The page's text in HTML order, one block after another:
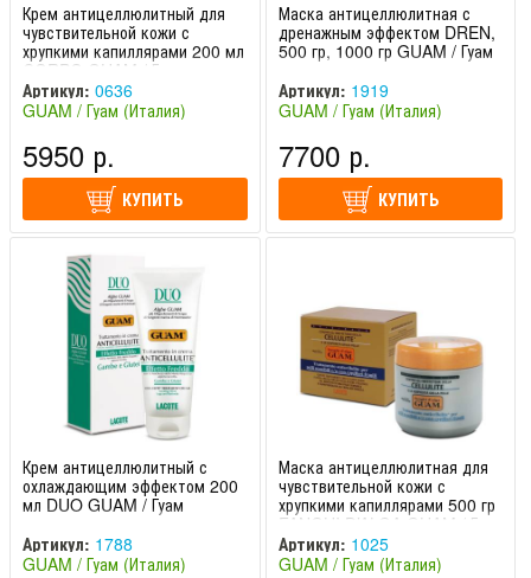
Крем антицеллюлитный для
чувствительной кожи с
хрупкими капиллярами 200 мл
CORPO GUAM / Гуам
Артикул: 0636
GUAM / Гуам (Италия)
5950 р.
КУПИТЬ
Маска антицеллюлитная с
дренажным эффектом DREN,
500 гр, 1000 гр GUAM / Гуам
Артикул: 1919
GUAM / Гуам (Италия)
7700 р.
КУПИТЬ
Крем антицеллюлитный с
охлаждающим эффектом 200
мл DUO GUAM / Гуам
Артикул: 1788
GUAM / Гуам (Италия)
Маска антицеллюлитная для
чувствительной кожи с
хрупкими капиллярами 500 гр
FANGHI D’ALGA GUAM / Гуам
Артикул: 1025
GUAM / Гуам (Италия)